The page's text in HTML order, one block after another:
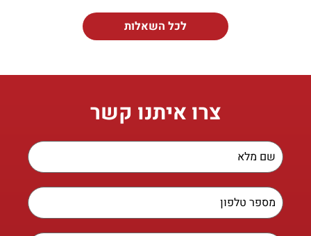
לכל השאלות
צרו איתנו קשר